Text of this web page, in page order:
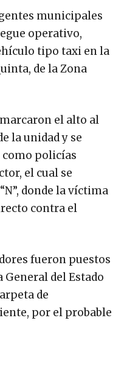
municipales
operativo,
tipo taxi en la
de la Zona
el alto al
la unidad y se
policías
el cual se
donde la víctima
contra el
fueron puestos
General del Estado
de
por el probable